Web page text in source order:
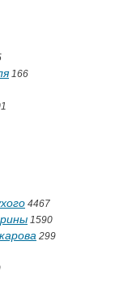
166
4467
1590
299